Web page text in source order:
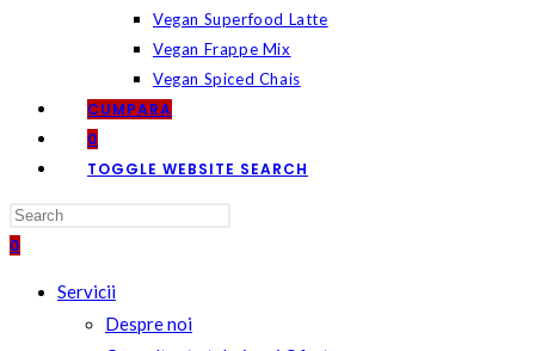
Vegan Superfood Latte
Vegan Frappe Mix
Vegan Spiced Chais
CUMPARA
0
TOGGLE WEBSITE SEARCH
0
Servicii
Despre noi